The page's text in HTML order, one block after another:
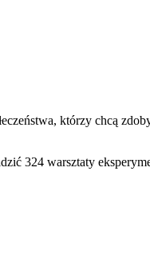
którzy chcą
324 warsztaty